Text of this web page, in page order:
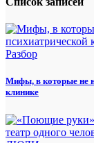
Разбор
Мифы, в которые не
клинике